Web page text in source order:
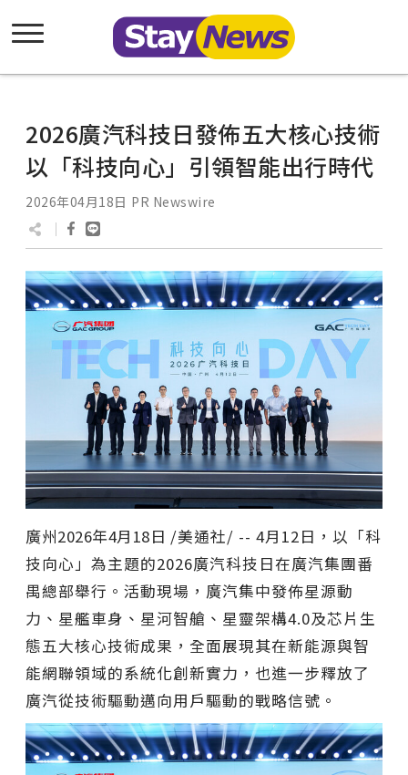
2026廣汽科技日發佈五大核心技術
以「科技向心」引領智能出行時代
2026年04月18日 PR Newswire
廣州2026年4月18日 /美通社/ -- 4月12日，以「科
技向心」為主題的2026廣汽科技日在廣汽集團番
禺總部舉行。活動現場，廣汽集中發佈星源動
力、星艦車身、星河智艙、星靈架構4.0及芯片生
態五大核心技術成果，全面展現其在新能源與智
能網聯領域的系統化創新實力，也進一步釋放了
廣汽從技術驅動邁向用戶驅動的戰略信號。